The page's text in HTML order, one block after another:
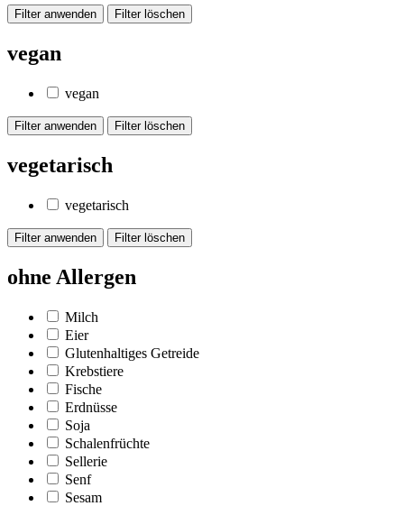
vegan
vegan
vegetarisch
vegetarisch
ohne Allergen
Milch
Eier
Glutenhaltiges Getreide
Krebstiere
Fische
Erdnüsse
Soja
Schalenfrüchte
Sellerie
Senf
Sesam